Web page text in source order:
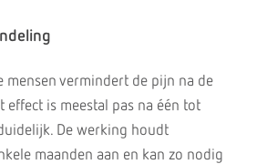
mensen vermindert de pijn na de
effect is meestal pas na één tot
De werking houdt
maanden aan en kan zo nodig